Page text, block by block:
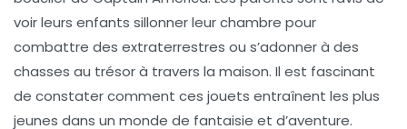
voir leurs enfants sillonner leur chambre pour
combattre des extraterrestres ou s’adonner à des
chasses au trésor à travers la maison. Il est fascinant
de constater comment ces jouets entraînent les plus
jeunes dans un monde de fantaisie et d’aventure.